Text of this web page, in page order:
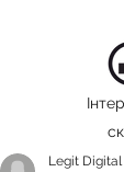
Legit Digital